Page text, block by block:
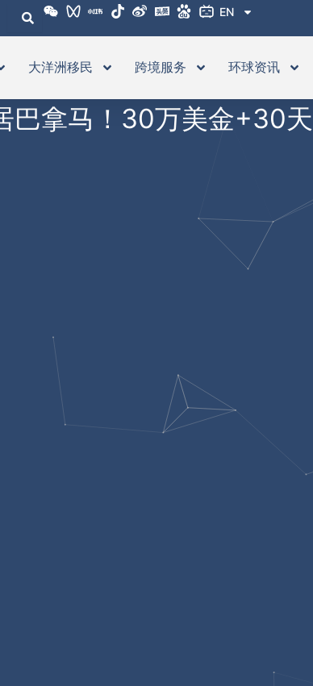
EN
大洋洲移民 跨境服务 环球资讯
拿马！30万美金+30天